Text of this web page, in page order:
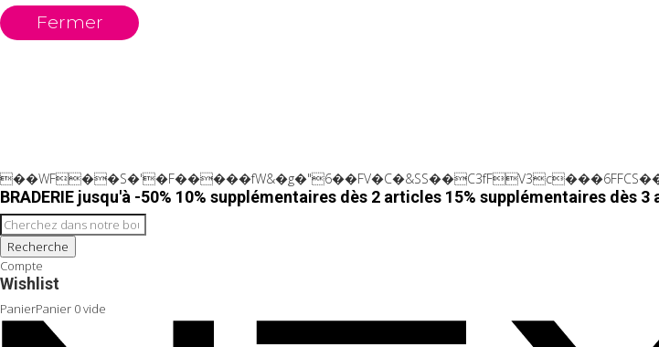
Fermer
BRADERIE jusqu'à -50% 10% supplémentaires dès 2 articles 15% supplémentaires dès 3
Recherche
Compte
Wishlist
PanierPanier 0vide